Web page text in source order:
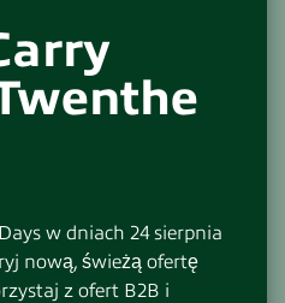
w dniach 24 sierpnia
nową, świeżą ofertę
z ofert B2B i